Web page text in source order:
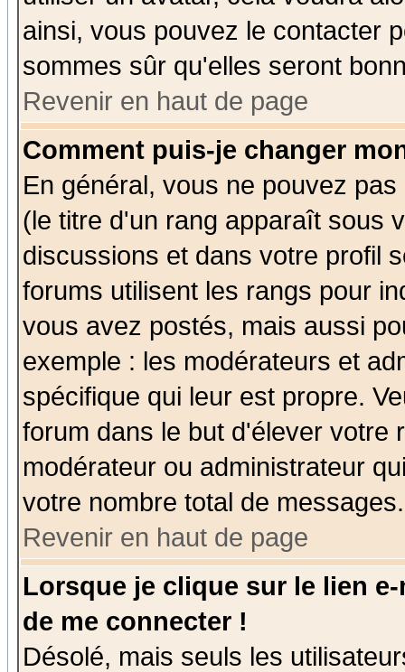
ainsi, vous pouvez le contacter
sommes sûr qu'elles seront
Revenir en haut de page
Comment puis-je changer
En général, vous ne pouvez
(le titre d'un rang apparaît sous
discussions et dans votre profil
forums utilisent les rangs pour
vous avez postés, mais aussi
exemple : les modérateurs et
spécifique qui leur est propre.
forum dans le but d'élever votre
modérateur ou administrateur
votre nombre total de messages.
Revenir en haut de page
Lorsque je clique sur le lien
de me connecter !
Désolé, mais seuls les